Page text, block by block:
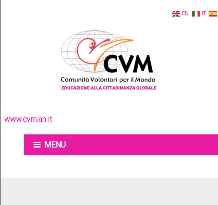
www.cvm.an.it
MENU
EN IT